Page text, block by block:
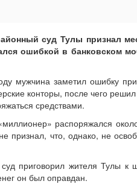
суд Тулы признал
ошибкой в банковском
мужчина заметил ошибку
конторы, после чего
средствами.
распоряжался
признал, что, однако, не
суд приговорил жителя Тулы
он был оправдан.